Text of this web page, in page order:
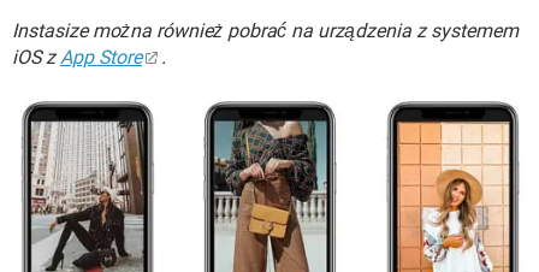
Instasize można również pobrać na urządzenia z systemem
iOS zApp Store .